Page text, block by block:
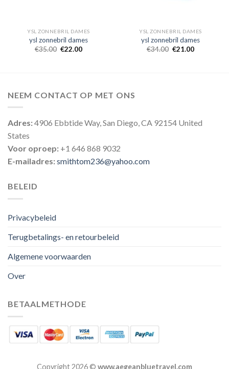
YSL ZONNEBRIL DAMES
ysl zonnebril dames
€35.00 €22.00
YSL ZONNEBRIL DAMES
ysl zonnebril dames
€34.00 €21.00
NEEM CONTACT OP MET ONS
Adres:4906 Ebbtide Way, San Diego, CA 92154 United
States
Voor oproep: +1 646 868 9032
E-mailadres:smithtom236@yahoo.com
BELEID
Privacybeleid
Terugbetalings- en retourbeleid
Algemene voorwaarden
Over
BETAALMETHODE
Copyright 2026 © www.aegeanbluetravel.com